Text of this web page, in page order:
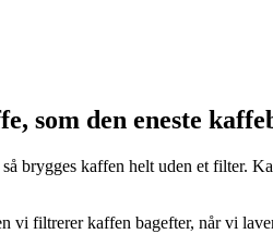
som den eneste
brygges kaffen helt uden et filter.
vi filtrerer kaffen bagefter, når vi